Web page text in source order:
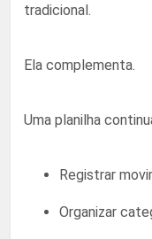
tradicional.
Ela complementa.
Uma planilha
Registrar
Organizar